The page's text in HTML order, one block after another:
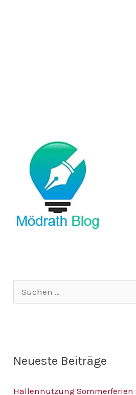
e
Neueste Beiträge
Hallennutzung Sommerferien